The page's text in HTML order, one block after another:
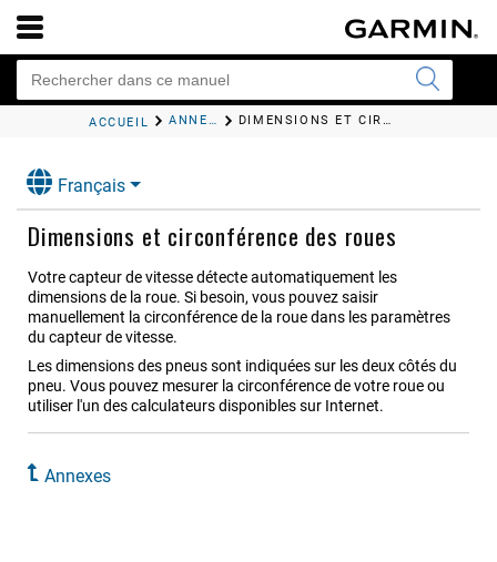
ACCUEIL ANNEXES DIMENSIONS ET CIRCONFÉRENCE DES ROUES
Français
Dimensions et circonférence des roues
Votre capteur de vitesse détecte automatiquement les
dimensions de la roue. Si besoin, vous pouvez saisir
manuellement la circonférence de la roue dans les paramètres
du capteur de vitesse.
Les dimensions des pneus sont indiquées sur les deux côtés du
pneu. Vous pouvez mesurer la circonférence de votre roue ou
utiliser l'un des calculateurs disponibles sur Internet.
Annexes